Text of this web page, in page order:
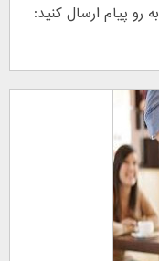
رو پیام ارسال کنید: